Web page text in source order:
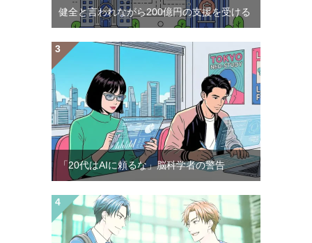
健全と言われながら200億円の支援を受ける
「20代はAIに頼るな」脳科学者の警告